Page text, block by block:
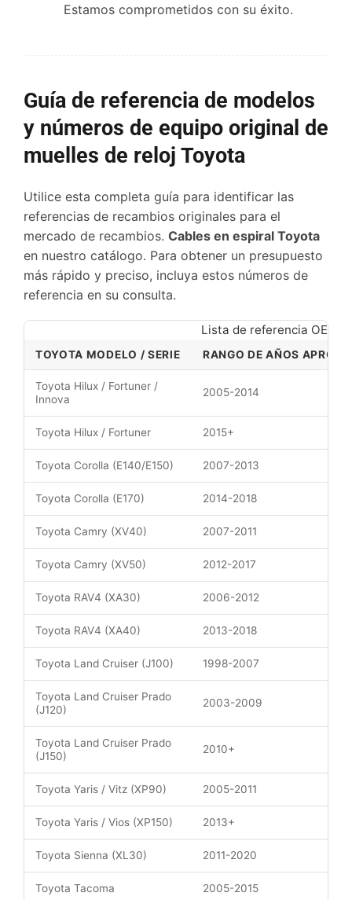
Estamos comprometidos con su éxito.
Guía de referencia de modelos
y números de equipo original de
muelles de reloj Toyota
Utilice esta completa guía para identificar las
referencias de recambios originales para el
mercado de recambios. Cables en espiral Toyota
en nuestro catálogo. Para obtener un presupuesto
más rápido y preciso, incluya estos números de
referencia en su consulta.
Lista de referencia OE de
TOYOTA MODELO / SERIE RANGO DE AÑOS APROX.
Toyota Hilux / Fortuner /
Innova
2005-2014
Toyota Hilux / Fortuner 2015+
Toyota Corolla (E140/E150) 2007-2013
Toyota Corolla (E170) 2014-2018
Toyota Camry (XV40) 2007-2011
Toyota Camry (XV50) 2012-2017
Toyota RAV4 (XA30) 2006-2012
Toyota RAV4 (XA40) 2013-2018
Toyota Land Cruiser (J100) 1998-2007
Toyota Land Cruiser Prado
(J120)
2003-2009
Toyota Land Cruiser Prado
(J150)
2010+
Toyota Yaris / Vitz (XP90) 2005-2011
Toyota Yaris / Vios (XP150) 2013+
Toyota Sienna (XL30) 2011-2020
Toyota Tacoma 2005-2015